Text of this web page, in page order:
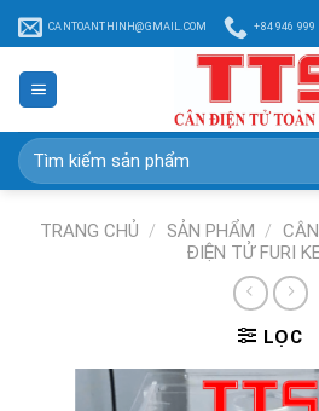
Chuyển
đến
dung
CANTOANTHINH@GMAIL.COM +84 946 999
Tìm
kiếm:
TRANG CHỦ / SẢN PHẨM /
ĐIỆN TỬ FURI
LỌC